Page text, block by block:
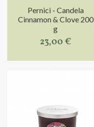
Pernici - Candela
Cinnamon & Clove 200
g
23,00 €